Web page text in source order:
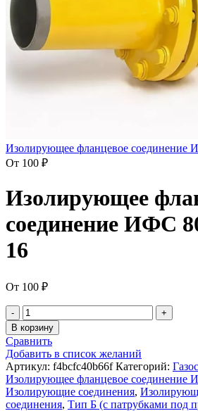
Изолирующее фланцевое соединение
От 100 ₽
Изолирующее
соединение ИФС
16
От 100 ₽
В корзину
Сравнить
Добавить в список желаний
Артикул: f4bcfc40b66fКатегорий:
Изолирующее фланцевое соединение
Изолирующие соединения,
соединения, Тип Б (с патрубками под